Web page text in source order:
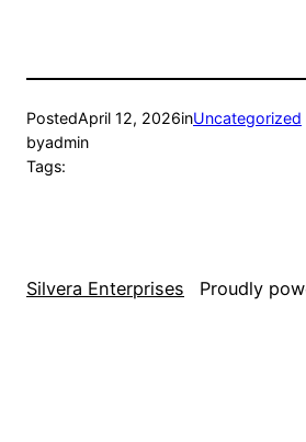
PostedApril 12, 2026inUncategorized
byadmin
Tags:
Silvera Enterprises Proudly